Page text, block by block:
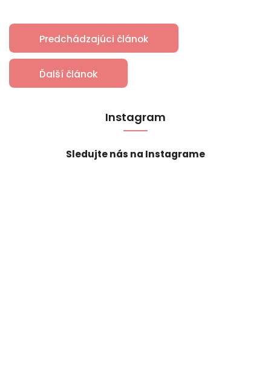
Predchádzajúci článok
Ďalší článok
Instagram
Sledujte nás na Instagrame